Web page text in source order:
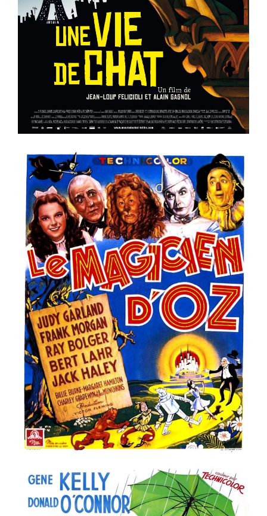
Voir la fiche film
ème
Voir la fiche film